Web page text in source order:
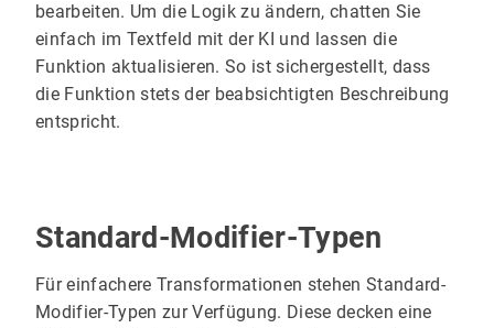
bearbeiten. Um die Logik zu ändern, chatten Sie
einfach im Textfeld mit der KI und lassen die
Funktion aktualisieren. So ist sichergestellt, dass
die Funktion stets der beabsichtigten Beschreibung
entspricht.
Standard-Modifier-Typen
Für einfachere Transformationen stehen Standard-
Modifier-Typen zur Verfügung. Diese decken eine